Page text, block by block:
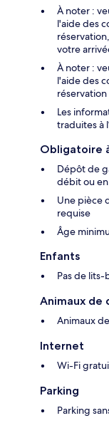
À noter :
l'aide des
votre
À noter :
l'aide des
Les
traduites à
Obligatoire
Dépôt de
débit ou en
Une pièce
requise
Âge
Enfants
Pas de
Animaux de
Animaux
Internet
Wi-Fi
Parking
Parking